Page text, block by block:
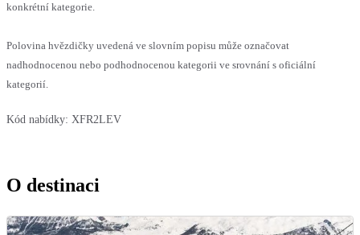
konkrétní kategorie.
Polovina hvězdičky uvedená ve slovním popisu může označovat
nadhodnocenou nebo podhodnocenou kategorii ve srovnání s oficiální
kategorií.
Kód nabídky: XFR2LEV
O destinaci